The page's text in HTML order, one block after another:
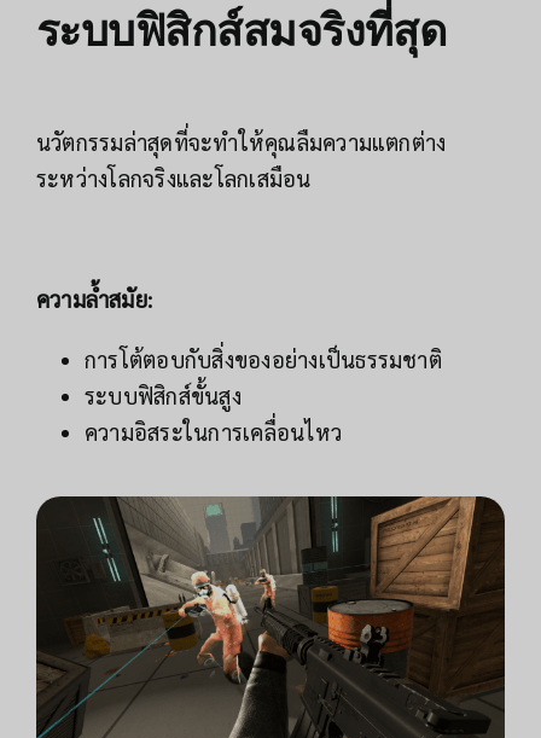
ระบบฟิสิกส์สมจริงที่สุด
นวัตกรรมล่าสุดที่จะทำให้คุณลืมความแตกต่าง
ระหว่างโลกจริงและโลกเสมือน
ความล้ำสมัย:
การโต้ตอบกับสิ่งของอย่างเป็นธรรมชาติ
ระบบฟิสิกส์ขั้นสูง
ความอิสระในการเคลื่อนไหว